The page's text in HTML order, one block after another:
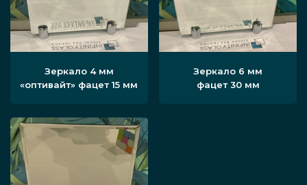
Зеркало 4 мм
«оптивайт» фацет 15 мм
Зеркало 6 мм
фацет 30 мм